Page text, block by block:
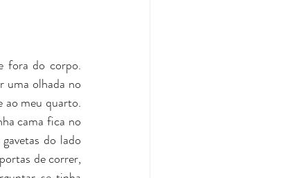
fora do corpo.
uma olhada no
ao meu quarto.
cama fica no
do lado
de correr,